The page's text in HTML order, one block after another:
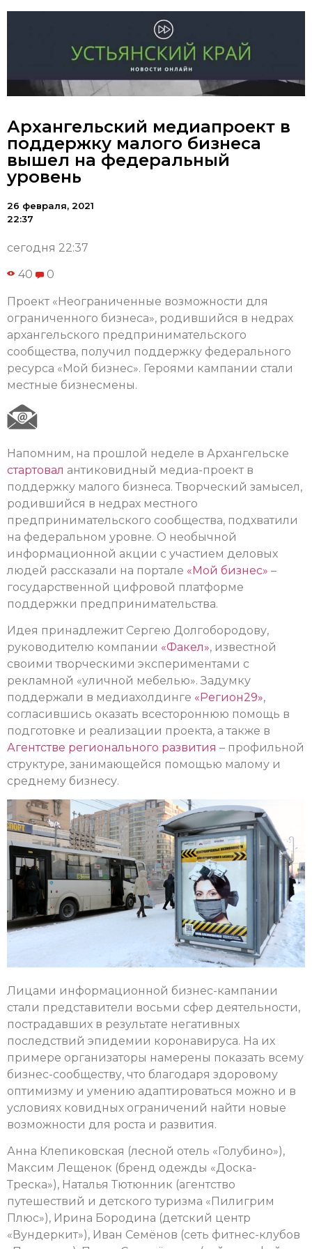
Архангельский медиапроект в
поддержку малого бизнеса
вышел на федеральный
уровень
26 февраля, 2021
22:37
сегодня 22:37
40 0
Проект «Неограниченные возможности для
ограниченного бизнеса», родившийся в недрах
архангельского предпринимательского
сообщества, получил поддержку федерального
ресурса «Мой бизнес». Героями кампании стали
местные бизнесмены.
Напомним, на прошлой неделе в Архангельске
стартовал антиковидный медиа-проект в
поддержку малого бизнеса. Творческий замысел,
родившийся в недрах местного
предпринимательского сообщества, подхватили
на федеральном уровне. О необычной
информационной акции с участием деловых
людей рассказали на портале «Мой бизнес» –
государственной цифровой платформе
поддержки предпринимательства.
Идея принадлежит Сергею Долгобородову,
руководителю компании «Факел», известной
своими творческими экспериментами с
рекламной «уличной мебелью». Задумку
поддержали в медиахолдинге «Регион29»,
согласившись оказать всестороннюю помощь в
подготовке и реализации проекта, а также в
Агентстве регионального развития – профильной
структуре, занимающейся помощью малому и
среднему бизнесу.
Лицами информационной бизнес-кампании
стали представители восьми сфер деятельности,
пострадавших в результате негативных
последствий эпидемии коронавируса. На их
примере организаторы намерены показать всему
бизнес-сообществу, что благодаря здоровому
оптимизму и умению адаптироваться можно и в
условиях ковидных ограничений найти новые
возможности для роста и развития.
Анна Клепиковская (лесной отель «Голубино»),
Максим Лещенок (бренд одежды «Доска-
Треска»), Наталья Тютюнник (агентство
путешествий и детского туризма «Пилигрим
Плюс»), Ирина Бородина (детский центр
«Вундеркит»), Иван Семёнов (сеть фитнес-клубов